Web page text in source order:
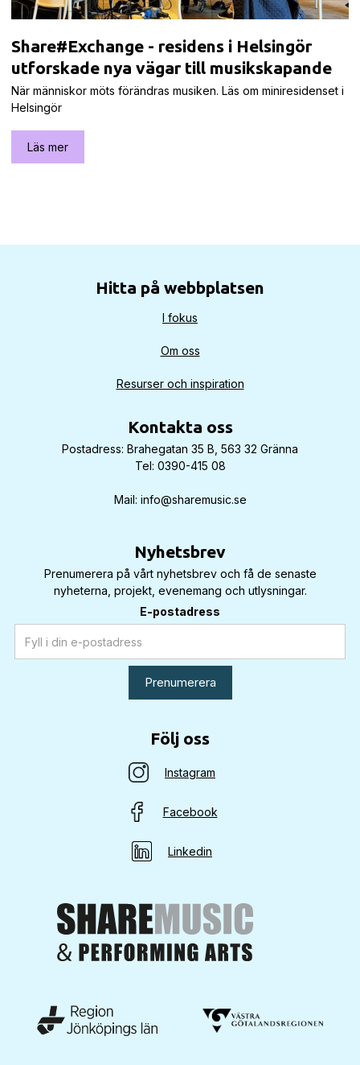
Share#Exchange - residens i Helsingör
utforskade nya vägar till musikskapande
När människor möts förändras musiken. Läs om miniresidenset i
Helsingör
Läs mer
Hitta på webbplatsen
I fokus
Om oss
Resurser och inspiration
Kontakta oss
Postadress: Brahegatan 35 B, 563 32 Gränna
Tel: 0390-415 08
Mail: info@sharemusic.se
Nyhetsbrev
Prenumerera på vårt nyhetsbrev och få de senaste
nyheterna, projekt, evenemang och utlysningar.
E-postadress
Följ oss
Instagram
Facebook
Linkedin